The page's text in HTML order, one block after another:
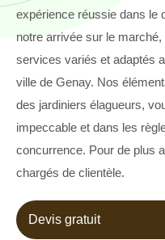
expérience réussie dans le
notre arrivée sur le
services variés et adaptés
ville de Genay. Nos
des jardiniers élagueurs,
impeccable et dans les
concurrence. Pour de plus
chargés de clientèle.
Devis gratuit